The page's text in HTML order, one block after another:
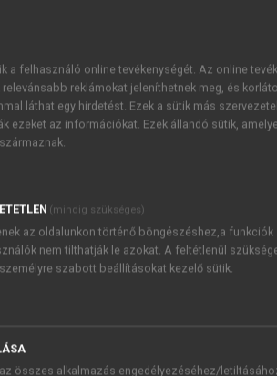
JELSZÓ
Kérek értesítést a MeRSZ
Kérek értesítést az
a felhasználó online tevékenységét. Az online
reklámokat jeleníthetnek meg, és
láthat egy hirdetést. Ezek a sütik más
ezeket az információkat. Ezek állandó sütik,
(mindig szükséges)
az oldalunkon történő böngészéshez,a funkciók
nem tilthatják le azokat. A feltétlenül
szabott beállításokat kezelő sütik.
összes alkalmazás engedélyezéséhez/